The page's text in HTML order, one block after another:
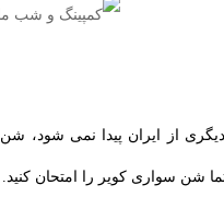
از ایران پیدا نمی شود،
شن سواری کویر را امتحان کنید.